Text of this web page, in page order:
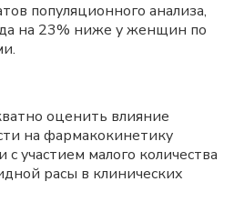
популяционного анализа,
на 23% ниже у женщин по
оценить влияние
на фармакокинетику
участием малого количества
расы в клинических